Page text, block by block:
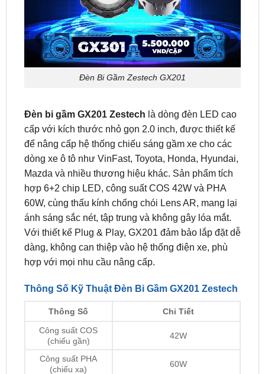
Đèn Bi Gầm Zestech GX201
Đèn bi gầm GX201 Zestechlà dòng đèn LED cao
để nâng cấp hệ thống chiếu sáng gầm xe cho các
dòng xe ô tô như VinFast, Toyota, Honda, Hyundai,
Mazda và nhiều thương hiệu khác. Sản phẩm tích
hợp 6+2 chip LED, công suất COS 42W và PHA
60W, cùng thấu kính chống chói Lens AR, mang lại
ánh sáng sắc nét, tập trung và không gây lóa mắt.
Với thiết kế Plug & Play, GX201 đảm bảo lắp đặt dễ
dàng, không can thiệp vào hệ thống điện xe, phù
hợp với mọi nhu cầu nâng cấp.
Thông Số Kỹ Thuật Đèn Bi Gầm GX201 Zestech
(chiếu gần)
Công suất PHA
(chiếu xa)
60W
Nhiệt màu
vàng), 6000K (trắng)